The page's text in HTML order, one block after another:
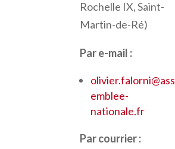
Rochelle IX, Saint-
Martin-de-Ré)
Par e-mail :
olivier.falorni@ass
emblee-
nationale.fr
Par courrier :